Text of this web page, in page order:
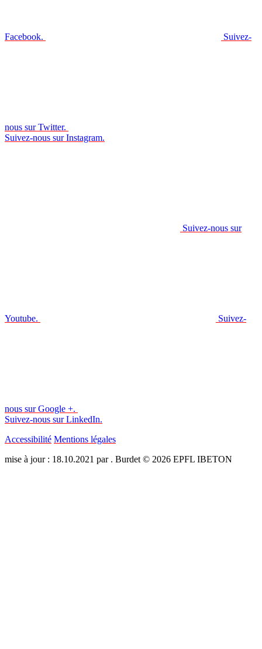
Facebook. Suivez-
nous sur Twitter.
Suivez-nous sur Instagram.
Suivez-nous sur
Youtube. Suivez-
nous sur Google +.
Suivez-nous sur LinkedIn.
Accessibilité Mentions légales
mise à jour : 18.10.2021 par . Burdet © 2026 EPFL IBETON